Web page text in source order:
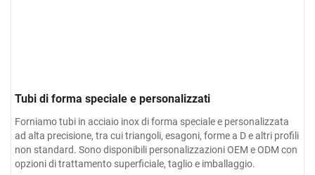
Tubi di forma speciale e personalizzati
Forniamo tubi in acciaio inox di forma speciale e personalizzata
ad alta precisione, tra cui triangoli, esagoni, forme a D e altri profili
non standard. Sono disponibili personalizzazioni OEM e ODM con
opzioni di trattamento superficiale, taglio e imballaggio.